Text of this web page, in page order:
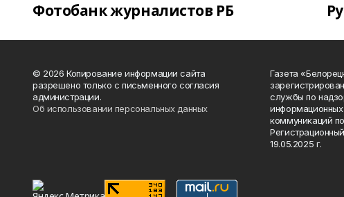
Фотобанк журналистов РБ
© 2026 Копирование информации сайта
разрешено только с письменного согласия
администрации.
Об использовании персональных данных
Газета
службы по
коммуникаций
19.05.2025 г.